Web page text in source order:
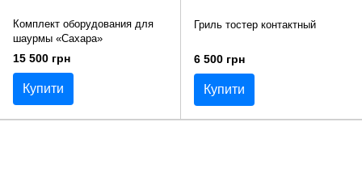
Комплект оборудования для
шаурмы «Сахара»
15 500 грн
Купити
Гриль тостер контактный
6 500 грн
Купити